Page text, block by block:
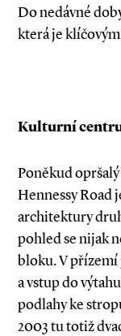
Do nedávné
která je
Kulturní
Poněkud
Hennessy Road
architektury
pohled se nijak
bloku. V přízemí
a vstup do
podlahy ke
2003 tu totiž